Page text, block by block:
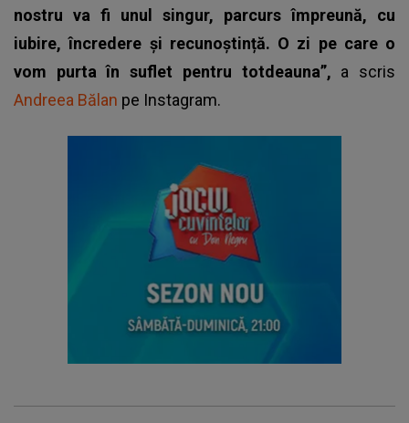
nostru va fi unul singur, parcurs împreună, cu
iubire, încredere și recunoștință. O zi pe care o
vom purta în suflet pentru totdeauna”, a scris
Andreea Bălan pe Instagram.